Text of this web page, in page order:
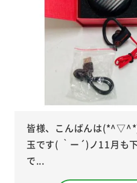
皆様、こんばんは
玉です( ｀ー´)ノ11月も
で...